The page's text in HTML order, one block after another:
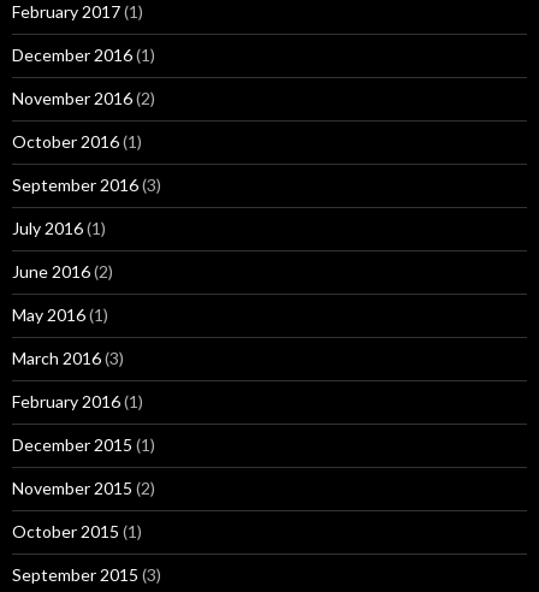
February 2017(1)
December 2016(1)
November 2016(2)
October 2016(1)
September 2016(3)
July 2016(1)
June 2016(2)
May 2016(1)
March 2016(3)
February 2016(1)
December 2015 (1)
November 2015 (2)
October 2015 (1)
September 2015 (3)